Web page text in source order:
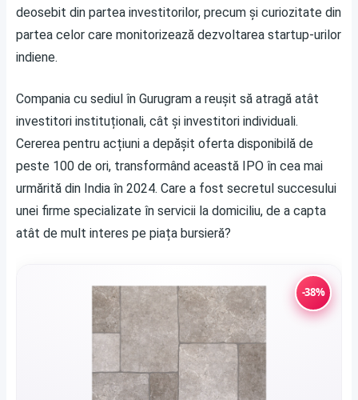
deosebit din partea investitorilor, precum și curiozitate din
partea celor care monitorizează dezvoltarea startup-urilor
indiene.
Compania cu sediul în Gurugram a reușit să atragă atât
investitori instituționali, cât și investitori individuali.
Cererea pentru acțiuni a depășit oferta disponibilă de
peste 100 de ori, transformând această IPO în cea mai
urmărită din India în 2024. Care a fost secretul succesului
unei firme specializate în servicii la domiciliu, de a capta
atât de mult interes pe piața bursieră?
-38%